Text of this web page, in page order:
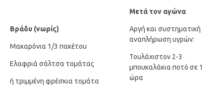
Βράδυ (νωρίς)
Μακαρόνια 1/3 πακέτου
Ελαφριά σάλτσα τομάτας
ή τριμμένη φρέσκια τομάτα
Μετά τον αγώνα
Αργή και συστηματική
αναπλήρωση υγρών:
Τουλάχιστον 2-3
μπουκαλάκια ποτό σε 1
ώρα